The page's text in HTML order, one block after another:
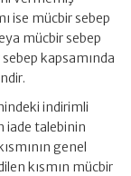
ise mücbir sebep
mücbir sebep
kapsamında
indirimli
iade talebinin
genel
kısmın mücbir